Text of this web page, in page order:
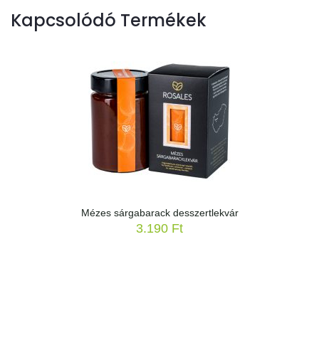
Kapcsolódó Termékek
Mézes sárgabarack desszertlekvár
3.190 Ft